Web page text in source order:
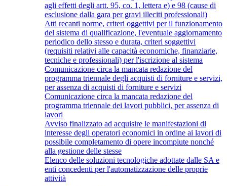
agli effetti degli artt. 95, co. 1, lettera e) e 98 (cause di
esclusione dalla gara per gravi illeciti professionali)
Atti recanti norme, criteri oggettivi per il funzionamento
del sistema di qualificazione, l'eventuale aggiornamento
periodico dello stesso e durata, criteri soggettivi
(requisiti relativi alle capacità economiche, finanziarie,
tecniche e professionali) per l'iscrizione al sistema
Comunicazione circa la mancata redazione del
programma triennale degli acquisti di forniture e servizi,
per assenza di acquisti di forniture e servizi
Comunicazione circa la mancata redazione del
programma triennale dei lavori pubblici, per assenza di
lavori
Avviso finalizzato ad acquisire le manifestazioni di
interesse degli operatori economici in ordine ai lavori di
possibile completamento di opere incompiute nonché
alla gestione delle stesse
Elenco delle soluzioni tecnologiche adottate dalle SA e
enti concedenti per l'automatizzazione delle proprie
attività